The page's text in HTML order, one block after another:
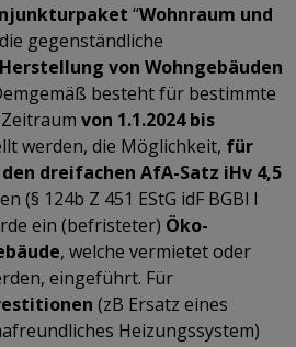
“Wohnraum und
gegenständliche
Herstellung von Wohngebäuden
besteht für bestimmte
von 1.1.2024 bis
werden, die Möglichkeit, für
dreifachen AfA-Satz iHv 4,5
(§ 124b Z 451 EStG idF BGBl I
ein (befristeter) Öko-
, welche vermietet oder
eingeführt. Für
(zB Ersatz eines
Heizungssystem)